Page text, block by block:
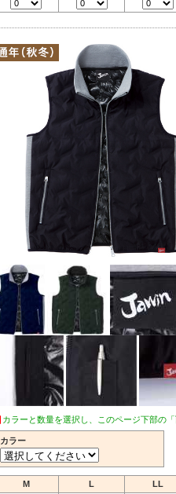
カラーと数量を選択し、このページ下部の「
カラー
M L LL